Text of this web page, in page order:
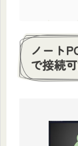
ノート
で接続